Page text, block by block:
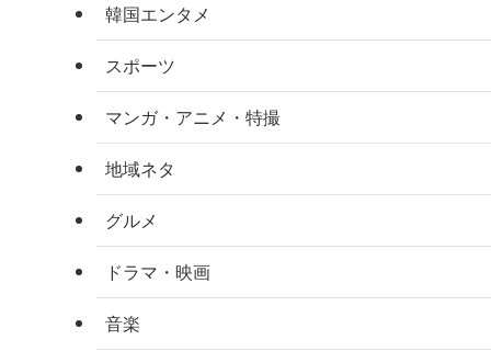
韓国エンタメ
スポーツ
マンガ・アニメ・特撮
地域ネタ
グルメ
ドラマ・映画
音楽